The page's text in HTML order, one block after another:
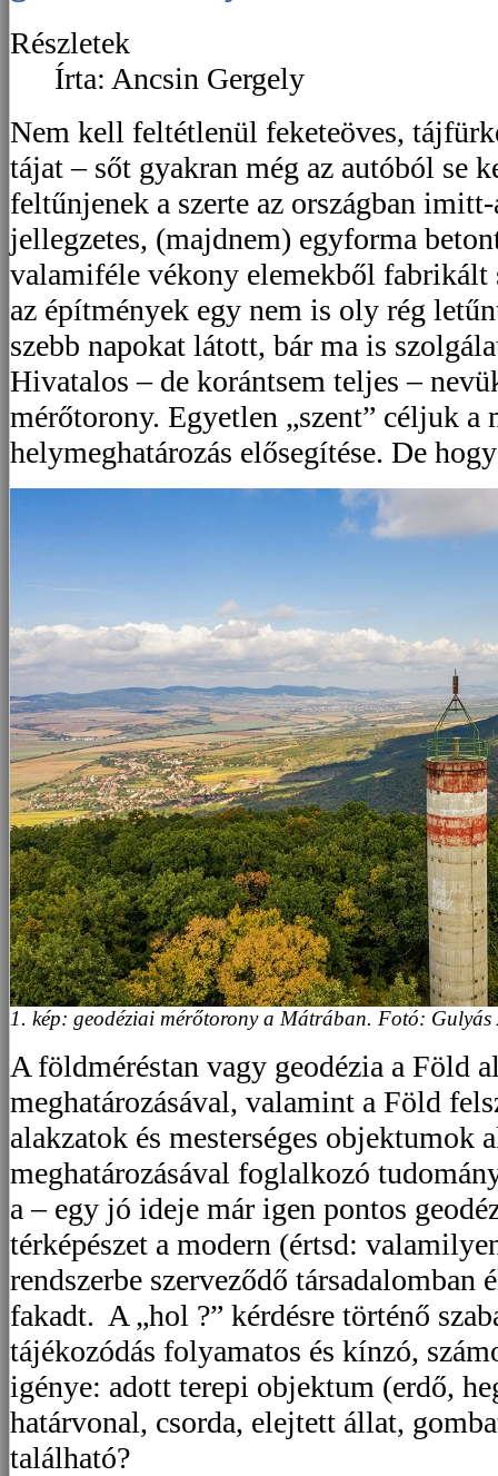
Részletek
Írta: Ancsin Gergely
Nem kell feltétlenül feketeöves,
tájat – sőt gyakran még az autóból se
feltűnjenek a szerte az országban
jellegzetes, (majdnem) egyforma
valamiféle vékony elemekből fabrikált
az építmények egy nem is oly rég
szebb napokat látott, bár ma is
Hivatalos – de korántsem teljes –
mérőtorony. Egyetlen „szent” céljuk a
helymeghatározás elősegítése. De
1. kép: geodéziai mérőtorony a Mátrában. Fotó:
A földméréstan vagy geodézia a Föld
meghatározásával, valamint a Föld
alakzatok és mesterséges objektumok
meghatározásával foglalkozó
a – egy jó ideje már igen pontos
térképészet a modern (értsd:
rendszerbe szerveződő társadalomban
fakadt. A „hol ?” kérdésre történő
tájékozódás folyamatos és kínzó,
igénye: adott terepi objektum (erdő,
határvonal, csorda, elejtett állat,
található?